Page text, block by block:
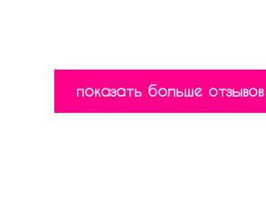
показать больше отзывов